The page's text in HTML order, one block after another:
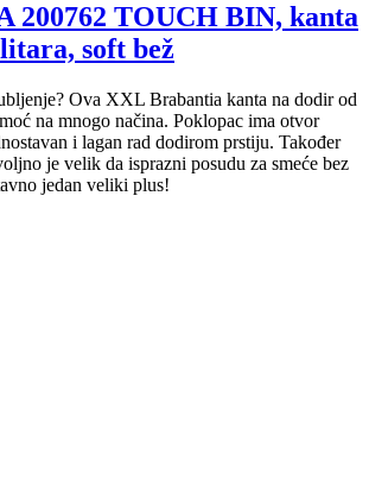
200762 TOUCH BIN, kanta
soft bež
Ova XXL Brabantia kanta na dodir od
na mnogo načina. Poklopac ima otvor
i lagan rad dodirom prstiju. Također
je velik da isprazni posudu za smeće bez
jedan veliki plus!